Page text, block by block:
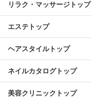
リラク・マッサージトップ
エステトップ
ヘアスタイルトップ
ネイルカタログトップ
美容クリニックトップ